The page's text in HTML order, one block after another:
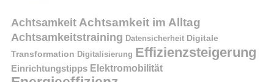
Achtsamkeit Achtsamkeit im Alltag
Achtsamkeitstraining Datensicherheit Digitale
Transformation Digitalisierung Effizienzsteigerung
Einrichtungstipps Elektromobilität